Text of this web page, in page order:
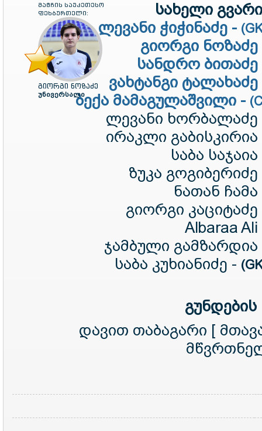
მატჩის საუკეთესო
ფეხბურთელი:
გიორგი ნოზაძე
უნივერსალი
სახელი
ლევანი ჭიჭინაძე -
გიორგი
სანდრო
ვახტანგი
ბექა მამაგულაშვილი -
ლევანი
ირაკლი
საბა
ზუკა
ნათან
გიორგი
Albaraa
ჯამბული
საბა კუხიანიძე -
დავით თაბაგარი [